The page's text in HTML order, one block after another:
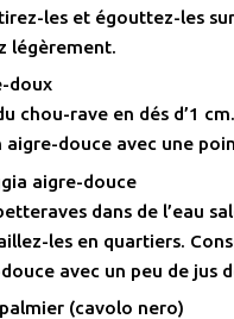
les et égouttez-les
légèrement.
doux
chou-rave en dés d’1
douce avec une
aigre-douce
dans de l’eau
les en quartiers.
avec un peu de jus
(cavolo nero)